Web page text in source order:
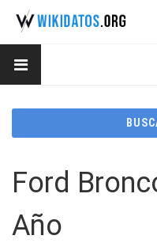
Ford
Año